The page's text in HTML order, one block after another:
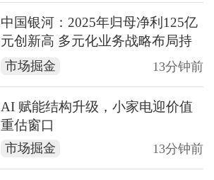
中国银河：2025年归母净利125亿
元创新高 多元化业务战略布局持
续优化业务布局持续优化
市场掘金 13分钟前
AI 赋能结构升级，小家电迎价值
重估窗口
市场掘金 13分钟前